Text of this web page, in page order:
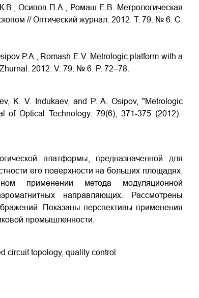
Осипов П.А., Ромаш Е.В. Метрологическая
// Оптический журнал. 2012. Т. 79. № 6. С.
P.A., Romash E.V. Metrologic platform with a
2012. V. 79. № 6. P. 72–78.
K. V. Indukaev, and P. A. Osipov, "Metrologic
of Optical Technology. 79(6), 371-375 (2012).
платформы, предназначенной для
его поверхности на больших площадях.
применении метода модуляционной
направляющих. Рассмотрены
Показаны перспективы применения
промышленности.
circuit topology, quality control